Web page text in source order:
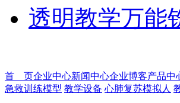
透明教学万能
首 页企业中心新闻中心企业博客产品中
急救训练模型 教学设备 心肺复苏模拟人